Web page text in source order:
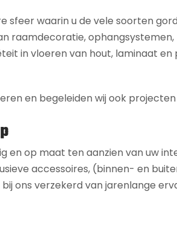
waarin u de vele soorten
raamdecoratie,
in vloeren van hout, laminaat
en begeleiden wij ook
en op maat ten aanzien van uw
accessoires, (binnen- en
bij ons verzekerd van jarenlange